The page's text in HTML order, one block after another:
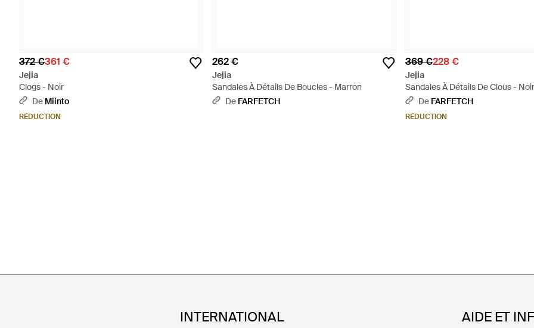
372 €361 €
Jejia
Clogs - Noir
De Miinto
RÉDUCTION
262 €
Jejia
Sandales À Détails De Boucles - Marron
De FARFETCH
369 €228 €
Jejia
Sandales À Détails De Clous - Noir
De FARFETCH
RÉDUCTION
INTERNATIONAL AIDE ET